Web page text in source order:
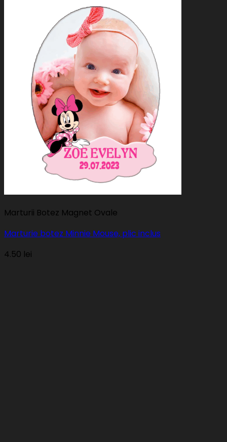
Marturii Botez Magnet Ovale
Marturie botez Minnie Mouse, plic inclus
4.50 lei